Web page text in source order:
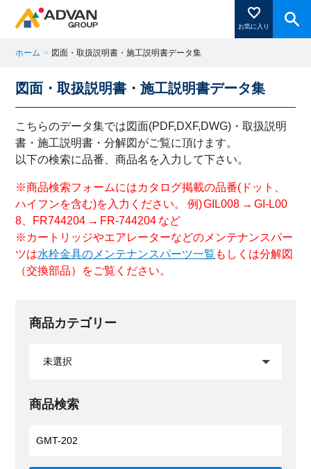
お気に入り
商品ページにある「お気に入り登録」を押すと登録した
商品がここに表示されます。
ホーム > 図面・取扱説明書・施工説明書データ集
図面・取扱説明書・施工説明書データ集
こちらのデータ集では図面(PDF,DXF,DWG)・取扱説明
書・施工説明書・分解図がご覧に頂けます。
以下の検索に品番、商品名を入力して下さい。
※商品検索フォームにはカタログ掲載の品番(ドット、
ハイフンを含む)を入力ください。 例) GIL008 → GI-L00
8、FR744204 → FR-744204 など
※カートリッジやエアレーターなどのメンテナンスパー
ツは水栓金具のメンテナンスパーツ一覧 もしくは分解図
（交換部品）をご覧ください。
商品カテゴリー
商品検索